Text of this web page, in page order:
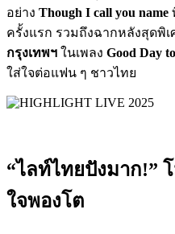
อย่าง Though I call you name
ครั้งแรก รวมถึงฉากหลังสุดพิเ
กรุงเทพฯ ในเพลง Good Day
ใส่ใจต่อแฟน ๆ ชาวไทย
“ไลท์ไทยปังมาก!”
ใจพองโต